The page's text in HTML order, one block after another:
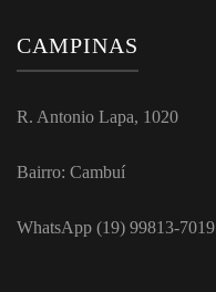
CAMPINAS
R. Antonio Lapa, 1020
Bairro: Cambuí
WhatsApp (19) 99813-7019